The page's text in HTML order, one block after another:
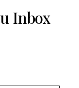
Inbox